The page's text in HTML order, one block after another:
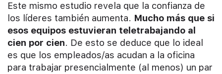
Este mismo estudio revela que la confianza de
los líderes también aumenta. Mucho más que si
esos equipos estuvieran teletrabajando al
cien por cien. De esto se deduce que lo ideal
es que los empleados/as acudan a la oficina
para trabajar presencialmente (al menos) un par